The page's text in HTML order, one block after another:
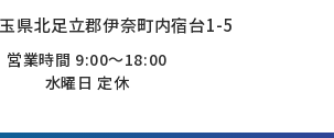
県北足立郡伊奈町内宿台1-5
営業時間 9:00～18:00
水曜日 定休